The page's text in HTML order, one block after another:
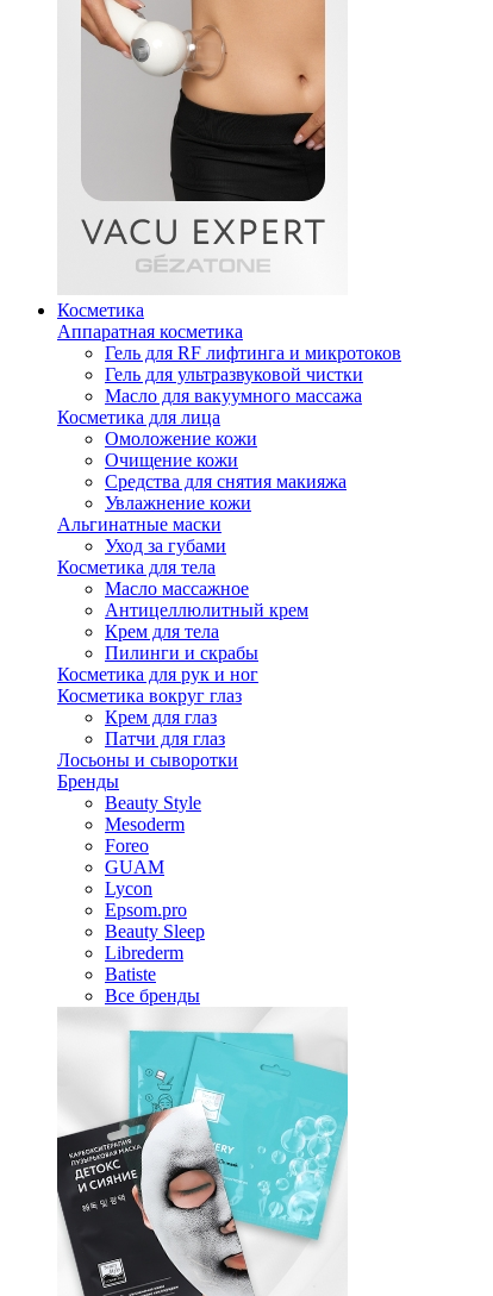
Косметика
Аппаратная косметика
Гель для RF лифтинга и микротоков
Гель для ультразвуковой чистки
Масло для вакуумного массажа
Косметика для лица
Омоложение кожи
Очищение кожи
Средства для снятия макияжа
Увлажнение кожи
Альгинатные маски
Уход за губами
Косметика для тела
Масло массажное
Антицеллюлитный крем
Крем для тела
Пилинги и скрабы
Косметика для рук и ног
Косметика вокруг глаз
Крем для глаз
Патчи для глаз
Лосьоны и сыворотки
Бренды
Beauty Style
Mesoderm
Foreo
GUAM
Lycon
Epsom.pro
Beauty Sleep
Librederm
Batiste
Все бренды